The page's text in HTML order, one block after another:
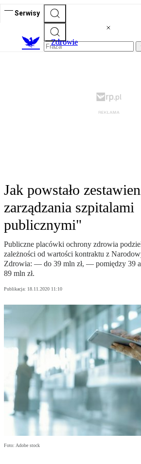
Serwisy
Zdrowie
Jak powstało
zarządzania szpitalami
publicznymi"
Publiczne placówki ochrony zdrowia
zależności od wartości kontraktu z
Zdrowia: — do 39 mln zł, — pomiędzy 39
89 mln zł.
Publikacja: 18.11.2020 11:10
Foto: Adobe stock